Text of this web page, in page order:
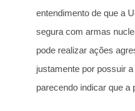
entendimento de que a
segura com armas
pode realizar ações
justamente por possuir
parecendo indicar que a